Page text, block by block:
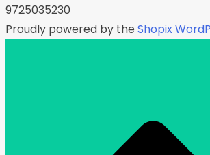
9725035230
Proudly powered by the Shopix